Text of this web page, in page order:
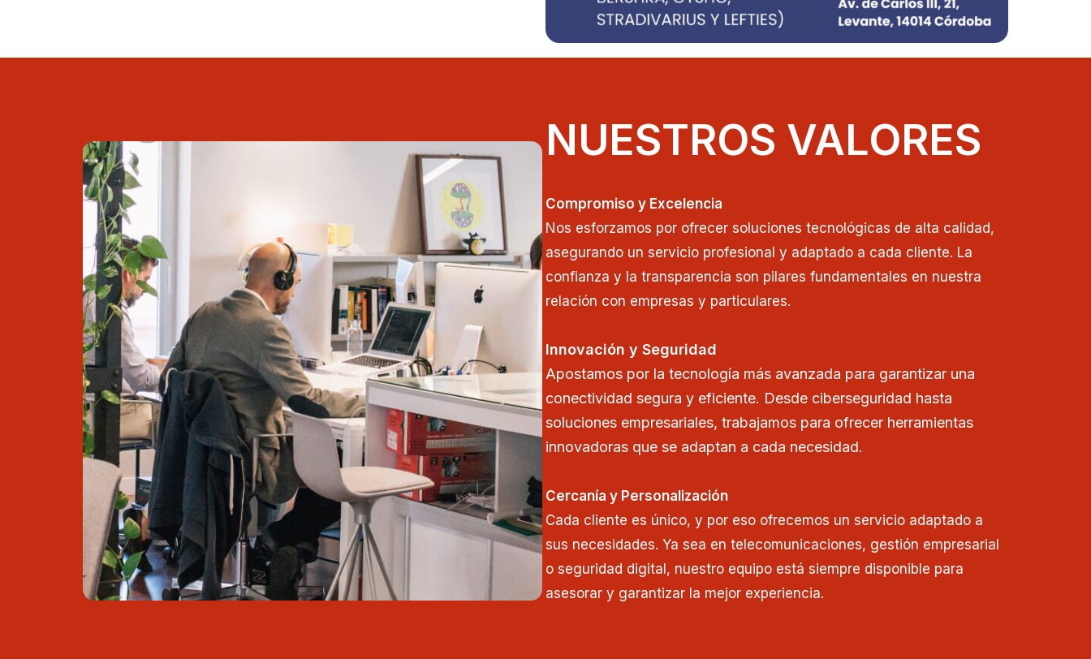
NUESTROS VALORES
Compromiso y Excelencia
Nos esforzamos por ofrecer soluciones tecnológicas de alta calidad,
asegurando un servicio profesional y adaptado a cada cliente. La
confianza y la transparencia son pilares fundamentales en nuestra
relación con empresas y particulares.
Innovación y Seguridad
Apostamos por la tecnología más avanzada para garantizar una
conectividad segura y eficiente. Desde ciberseguridad hasta
soluciones empresariales, trabajamos para ofrecer herramientas
innovadoras que se adaptan a cada necesidad.
Cercanía y Personalización
Cada cliente es único, y por eso ofrecemos un servicio adaptado a
sus necesidades. Ya sea en telecomunicaciones, gestión empresarial
o seguridad digital, nuestro equipo está siempre disponible para
asesorar y garantizar la mejor experiencia.